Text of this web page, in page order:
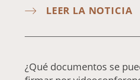
LEER LA NOTICIA
¿Qué documentos se